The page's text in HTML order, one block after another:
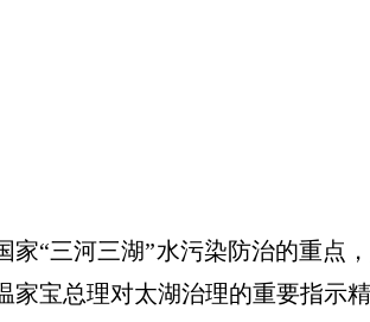
“三河三湖”水污染防治的重点，
家宝总理对太湖治理的重要指示